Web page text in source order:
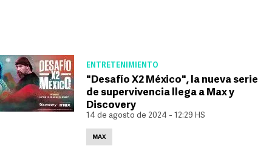
ENTRETENIMIENTO
"Desafío X2 México", la nueva serie
de supervivencia llega a Max y
Discovery
14 de agosto de 2024 - 12:29 HS
MAX